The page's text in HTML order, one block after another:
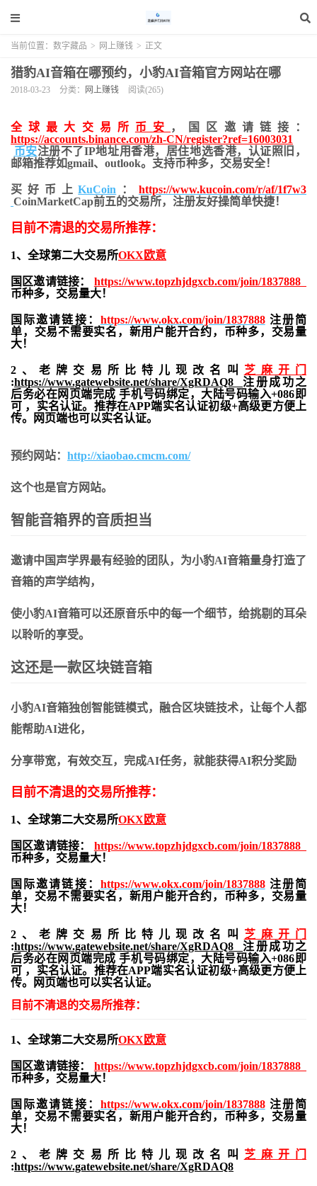
当前位置： 数字藏品 > 网上赚钱 > 正文
猎豹AI音箱在哪预约，小豹AI音箱官方网站在哪
2018-03-23 分类： 网上赚钱 阅读(265)
全球最大交易所 币安
，国区邀请链接：
https://accounts.binance.com/zh-CN/register?ref=16003031
币安注册不了IP地址用香港，居住地选香港，认证照旧，
邮箱推荐如gmail、outlook。支持币种多，交易安全！
买好币上KuCoin ：https://www.kucoin.com/r/af/1f7w3
CoinMarketCap前五的交易所，注册友好操简单快捷！
目前不清退的交易所推荐：
1、全球第二大交易所OKX欧意
国区邀请链接： https://www.topzhjdgxcb.com/join/1837888
币种多，交易量大！
国际邀请链接： https://www.okx.com/join/1837888注册简
单，交易不需要实名，新用户能开合约， 币种多，交易量
大！
2、老牌交易所比特儿现改名叫 芝麻开门
:https://www.gatewebsite.net/share/XgRDAQ8 注册成功之
后务必在网页端完成 手机号码绑定，大陆号码输入+086即
可 ，实名认证。推荐在APP端实名认证初级+高级更方便上
传。网页端也可以实名认证。
预约网站： http://xiaobao.cmcm.com/
这个也是官方网站。
智能音箱界的音质担当
邀请中国声学界最有经验的团队，为小豹AI音箱量身打造了
音箱的声学结构，
使小豹AI音箱可以还原音乐中的每一个细节，给挑剔的耳朵
以聆听的享受。
这还是一款区块链音箱
小豹AI音箱独创智能链模式，融合区块链技术，让每个人都
能帮助AI进化，
分享带宽，有效交互，完成AI任务，就能获得AI积分奖励
目前不清退的交易所推荐：
1、全球第二大交易所OKX欧意
国区邀请链接： https://www.topzhjdgxcb.com/join/1837888
币种多，交易量大！
国际邀请链接： https://www.okx.com/join/1837888注册简
单，交易不需要实名，新用户能开合约， 币种多，交易量
大！
2、老牌交易所比特儿现改名叫 芝麻开门
:https://www.gatewebsite.net/share/XgRDAQ8 注册成功之
后务必在网页端完成 手机号码绑定，大陆号码输入+086即
可 ，实名认证。推荐在APP端实名认证初级+高级更方便上
传。网页端也可以实名认证。
目前不清退的交易所推荐：
1、全球第二大交易所OKX欧意
国区邀请链接： https://www.topzhjdgxcb.com/join/1837888
币种多，交易量大！
国际邀请链接： https://www.okx.com/join/1837888注册简
单，交易不需要实名，新用户能开合约， 币种多，交易量
大！
2、老牌交易所比特儿现改名叫 芝麻开门
:https://www.gatewebsite.net/share/XgRDAQ8